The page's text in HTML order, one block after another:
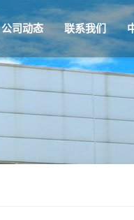
公司动态 联系我们